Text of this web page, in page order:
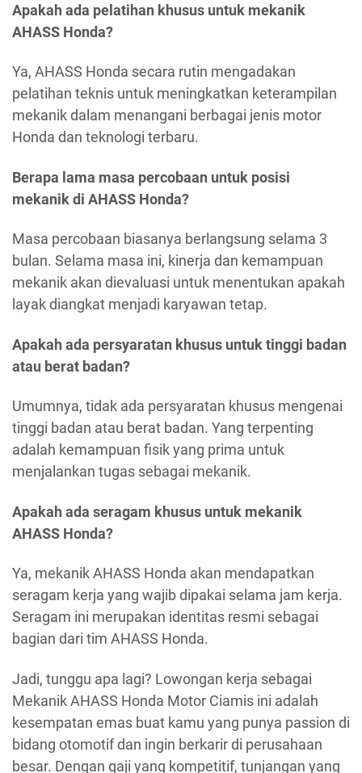
Apakah ada pelatihan khusus untuk mekanik
AHASS Honda?
Ya, AHASS Honda secara rutin mengadakan
pelatihan teknis untuk meningkatkan keterampilan
mekanik dalam menangani berbagai jenis motor
Honda dan teknologi terbaru.
Berapa lama masa percobaan untuk posisi
mekanik di AHASS Honda?
Masa percobaan biasanya berlangsung selama 3
bulan. Selama masa ini, kinerja dan kemampuan
mekanik akan dievaluasi untuk menentukan apakah
layak diangkat menjadi karyawan tetap.
Apakah ada persyaratan khusus untuk tinggi badan
atau berat badan?
Umumnya, tidak ada persyaratan khusus mengenai
tinggi badan atau berat badan. Yang terpenting
adalah kemampuan fisik yang prima untuk
menjalankan tugas sebagai mekanik.
Apakah ada seragam khusus untuk mekanik
AHASS Honda?
Ya, mekanik AHASS Honda akan mendapatkan
seragam kerja yang wajib dipakai selama jam kerja.
Seragam ini merupakan identitas resmi sebagai
bagian dari tim AHASS Honda.
Jadi, tunggu apa lagi? Lowongan kerja sebagai
Mekanik AHASS Honda Motor Ciamis ini adalah
kesempatan emas buat kamu yang punya passion di
bidang otomotif dan ingin berkarir di perusahaan
besar. Dengan gaji yang kompetitif, tunjangan yang